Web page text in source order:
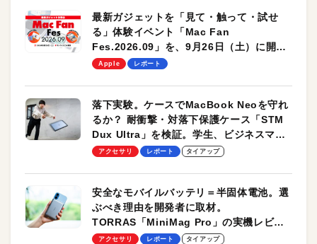
最新ガジェットを「見て・触って・試せ
る」体験イベント「Mac Fan
Fes.2026.09」を、9月26日（土）に開催
します！
Apple レポート
落下実験。ケースでMacBook Neoを守れ
るか？ 耐衝撃・対落下保護ケース「STM
Dux Ultra」を検証。学生、ビジネスマン
のモバイルユースに最適！
アクセサリ レポート タイアップ
安全なモバイルバッテリ＝半固体電池。選
ぶべき理由を開発者に取材。
TORRAS「MiniMag Pro」の実機レビュ
ーも
アクセサリ レポート タイアップ